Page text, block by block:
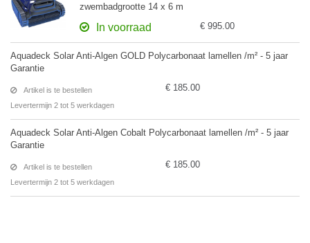
zwembadgrootte 14 x 6 m
In voorraad € 995.00
Aquadeck Solar Anti-Algen GOLD Polycarbonaat lamellen /m² - 5 jaar
Garantie
Artikel is te bestellen
Levertermijn 2 tot 5 werkdagen
€ 185.00
Aquadeck Solar Anti-Algen Cobalt Polycarbonaat lamellen /m² - 5 jaar
Garantie
Artikel is te bestellen
Levertermijn 2 tot 5 werkdagen
€ 185.00